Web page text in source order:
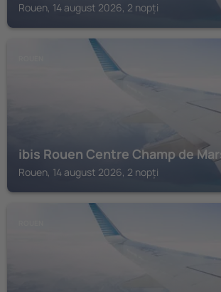
Rouen, 14 august 2026, 2 nopți
ibis Rouen Centre Champ de
Rouen, 14 august 2026, 2 nopți